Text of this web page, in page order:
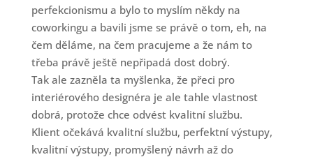
perfekcionismu a bylo to myslím někdy na
coworkingu a bavili jsme se právě o tom, eh, na
čem děláme, na čem pracujeme a že nám to
třeba právě ještě nepřipadá dost dobrý.
Tak ale zazněla ta myšlenka, že přeci pro
interiérového designéra je ale tahle vlastnost
dobrá, protože chce odvést kvalitní službu.
Klient očekává kvalitní službu, perfektní výstupy,
kvalitní výstupy, promyšlený návrh až do